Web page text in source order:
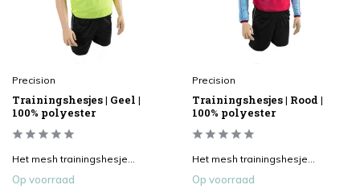
Precision
Trainingshesjes | Geel |
100% polyester
Het mesh trainingshesje...
Op voorraad
Precision
Trainingshesjes | Rood |
100% polyester
Het mesh trainingshesje...
Op voorraad